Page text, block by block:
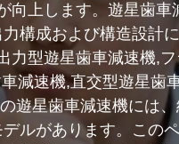
向上します。遊星歯車
構成および構造設計
力型遊星歯車減速機,
減速機,直交型遊星歯
遊星歯車減速機には
デルがあります。この